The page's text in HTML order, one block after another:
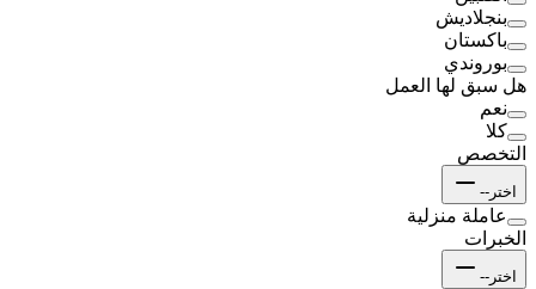
بنجلاديش
باكستان
بوروندي
هل سبق لها العمل
نعم
كلا
التخصص
اختر--
عاملة منزلية
الخبرات
اختر--